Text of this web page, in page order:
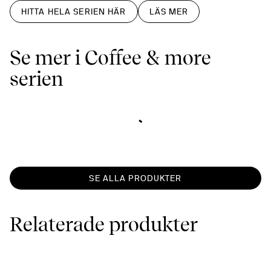
HITTA HELA SERIEN HÄR LÄS MER
Se mer i Coffee & more
serien
SE ALLA PRODUKTER
Relaterade produkter